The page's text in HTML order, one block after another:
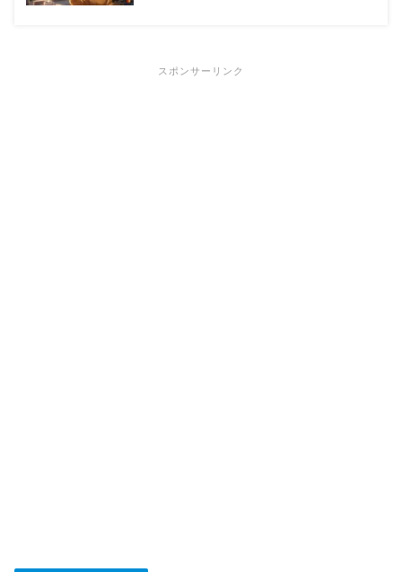
スポンサーリンク